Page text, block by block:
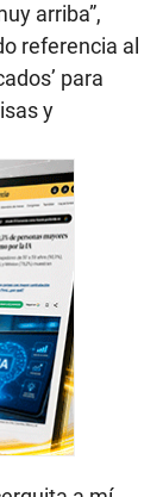
arriba”,
referencia al
para
y